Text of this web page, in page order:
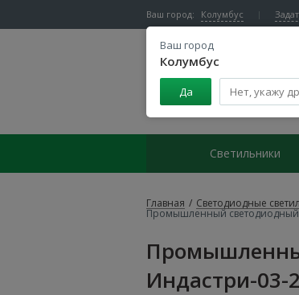
Ваш город: Колумбус
Ваш город
Колумбус
Да
Центр светодиодного освещения
Светильники
Главная / Светодиодные
Промышленный светодиодный
Индастри-03-